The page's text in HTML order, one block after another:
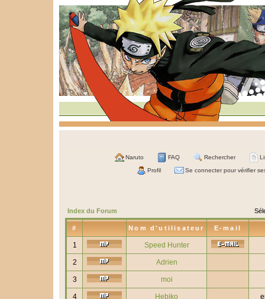
Naruto FAQ Rechercher
Profil Se connecter pour vérifier
Index du Forum
# Nom d'utilisateur E-mail
1 Speed Hunter
2 Adrien
3 moi
4 Hebiko